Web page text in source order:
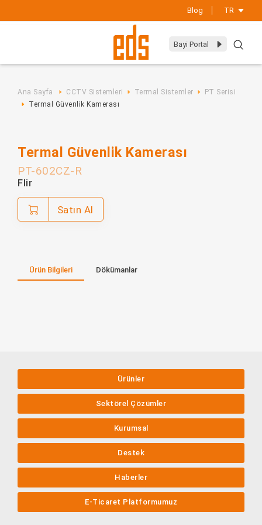
Blog TR
Bayi Portal
Ürünler
Yangın Algılama
Ortam İzleme
Geçiş Kontrol
Markalar
Ana Sayfa CCTV Sistemleri Termal Sistemler
PT Serisi
Termal Güvenlik Kamerası
Termal Güvenlik Kamerası
PT-602CZ-R
Flir
Satın Al
Ürün Bilgileri Dökümanlar
Ürünler
Sektörel Çözümler
Kurumsal
Destek
Haberler
E-Ticaret Platformumuz